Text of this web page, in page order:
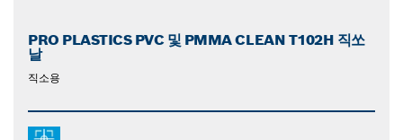
PRO PLASTICS PVC 및 PMMA CLEAN T102H 직쏘
날
직소용